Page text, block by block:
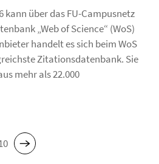
kann über das FU-Campusnetz
„Web of Science“ (WoS)
handelt es sich beim WoS
Zitationsdatenbank. Sie
mehr als 22.000